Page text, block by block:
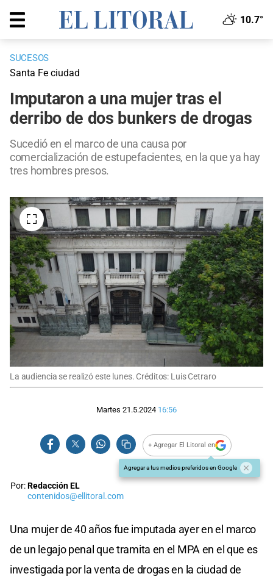
10.7°
SUCESOS
Santa Fe ciudad
Imputaron a una mujer tras el
derribo de dos bunkers de drogas
Sucedió en el marco de una causa por
comercialización de estupefacientes, en la que ya hay
tres hombres presos.
La audiencia se realizó este lunes. Créditos: Luis Cetraro
Martes 21.5.2024 16:56
+ Agregar El Litoral en
Agregar a tus medios preferidos en Google
Por:Redacción EL
contenidos@ellitoral.com
Una mujer de 40 años fue imputada ayer en el marco
de un legajo penal que tramita en el MPA en el que es
investigada por la venta de drogas en la ciudad de